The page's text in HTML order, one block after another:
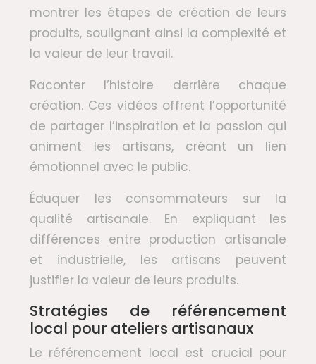
montrer les étapes de création de leurs
produits, soulignant ainsi la complexité et
la valeur de leur travail.
Raconter l’histoire derrière chaque
création. Ces vidéos offrent l’opportunité
de partager l’inspiration et la passion qui
animent les artisans, créant un lien
émotionnel avec le public.
Éduquer les consommateurs sur la
qualité artisanale. En expliquant les
différences entre production artisanale
et industrielle, les artisans peuvent
justifier la valeur de leurs produits.
Stratégies de référencement
local pour ateliers artisanaux
Le référencement local est crucial pour